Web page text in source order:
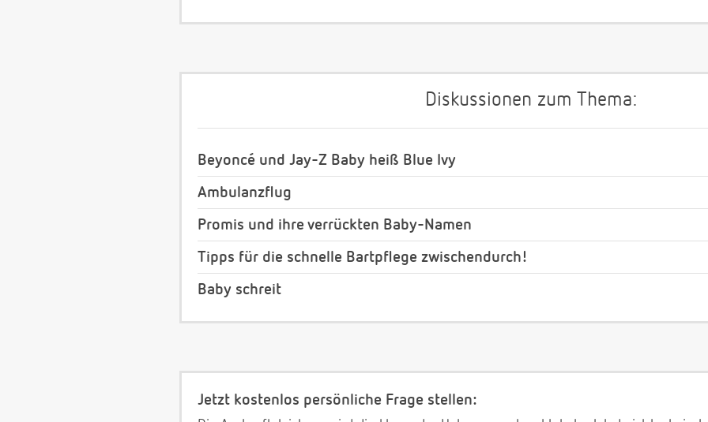
Diskussionen zum Thema:
Beyoncé und Jay-Z Baby heiß Blue Ivy
Ambulanzflug
Promis und ihre verrückten Baby-Namen
Tipps für die schnelle Bartpflege zwischendurch!
Baby schreit
Jetzt kostenlos persönliche Frage stellen: